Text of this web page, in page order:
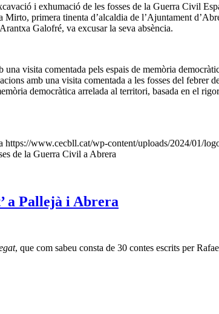
i exhumació de les fosses de la Guerra Civil
primera tinenta d’alcaldia de l’Ajuntament
Galofré, va excusar la seva absència.
visita comentada pels espais de memòria
amb una visita comentada a les fosses del febrer
democràtica arrelada al territori, basada en el
https://www.cecbll.cat/wp-content/uploads/2024/01/
de la Guerra Civil a Abrera
a Pallejà i Abrera
, que com sabeu consta de 30 contes escrits per